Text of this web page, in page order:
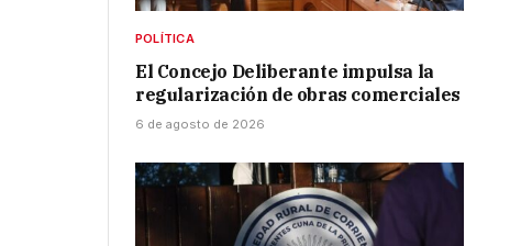
POLÍTICA
El Concejo Deliberante impulsa la
regularización de obras comerciales
6 de agosto de 2026